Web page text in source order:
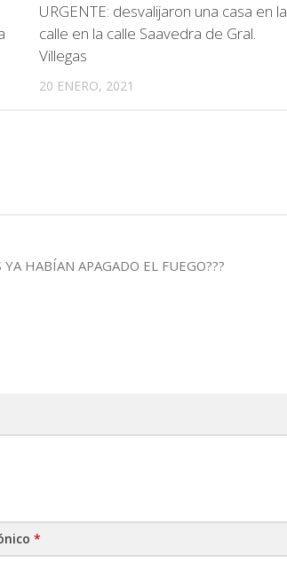
URGENTE: desvalijaron una casa en la
calle en la calle Saavedra de Gral.
Villegas
20 ENERO, 2021
HABÍAN APAGADO EL FUEGO???
*